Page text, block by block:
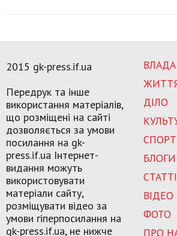
ВЛАДА
ДІЛО
СПОРТ
БЛОГИ
СТАТТІ
ВІДЕО
ФОТО
ПРО
2015 gk-press.if.ua
Передрук та інше
використання матеріалів,
що розміщені на сайті
дозволяється за умови
посилання на gk-
press.if.ua Інтернет-
видання можуть
використовувати
матеріали сайту,
розміщувати відео за
умови гіперпосилання на
gk-press.if.ua, не нижче